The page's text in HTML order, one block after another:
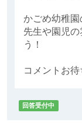
かごめ幼稚
先生や園児
う！
コメントお待
回答受付中